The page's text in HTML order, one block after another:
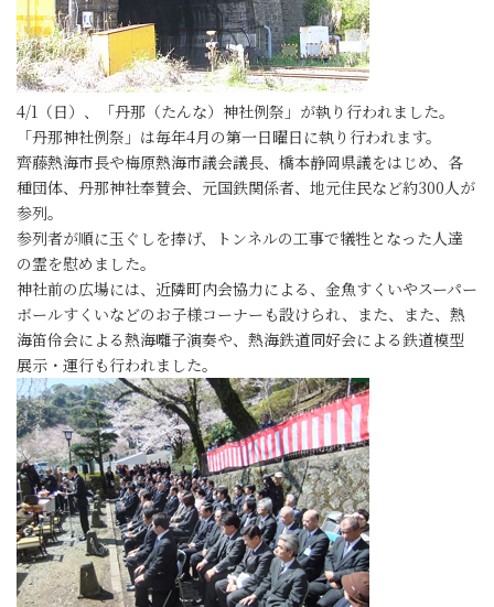
4/1（日）、「丹那（たんな）神社例祭」が執り行われました。
「丹那神社例祭」は毎年4月の第一日曜日に執り行われます。
齊藤熱海市長や梅原熱海市議会議長、橋本静岡県議をはじめ、各
種団体、丹那神社奉賛会、元国鉄関係者、地元住民など約300人が
参列。
参列者が順に玉ぐしを捧げ、トンネルの工事で犠牲となった人達
の霊を慰めました。
神社前の広場には、近隣町内会協力による、金魚すくいやスーパー
ボールすくいなどのお子様コーナーも設けられ、また、また、熱
海笛伶会による熱海囃子演奏や、熱海鉄道同好会による鉄道模型
展示・運行も行われました。